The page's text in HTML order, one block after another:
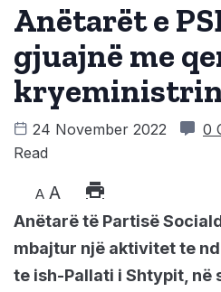
Anëtarët e
gjuajnë me
24 November 2022 0
Read
A A
Anëtarë të Partisë
mbajtur një aktivitet te
te ish-Pallati i Shtypit, në